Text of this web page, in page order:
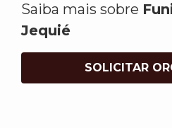
Saiba mais sobre
Jequié
SOLICITAR